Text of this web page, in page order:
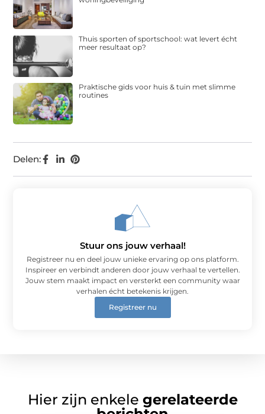
Delen:
Thuis sporten of sportschool: wat levert écht
meer resultaat op?
Praktische gids voor huis & tuin met slimme
routines
Stuur ons jouw verhaal!
Registreer nu en deel jouw unieke ervaring op ons platform.
Inspireer en verbindt anderen door jouw verhaal te vertellen.
Jouw stem maakt impact en versterkt een community waar
verhalen écht betekenis krijgen.
Registreer nu
Hier zijn enkele gerelateerde